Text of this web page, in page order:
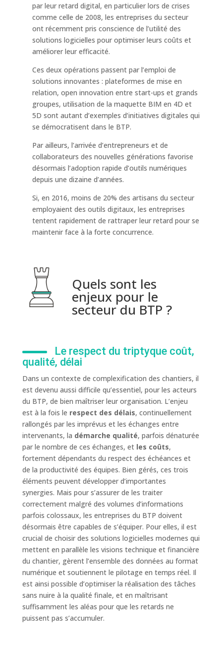
par leur retard digital, en particulier lors de crises
comme celle de 2008, les entreprises du secteur
ont récemment pris conscience de l’utilité des
solutions logicielles pour optimiser leurs coûts et
améliorer leur efficacité.
Ces deux opérations passent par l’emploi de
solutions innovantes : plateformes de mise en
relation, open innovation entre start-ups et grands
groupes, utilisation de la maquette BIM en 4D et
5D sont autant d’exemples d’initiatives digitales qui
se démocratisent dans le BTP.
Par ailleurs, l’arrivée d’entrepreneurs et de
collaborateurs des nouvelles générations favorise
désormais l’adoption rapide d’outils numériques
depuis une dizaine d’années.
Si, en 2016, moins de 20% des artisans du secteur
employaient des outils digitaux, les entreprises
tentent rapidement de rattraper leur retard pour se
maintenir face à la forte concurrence.
Quels sont les
enjeux pour le
secteur du BTP ?
Le respect du triptyque coût,
qualité, délai
Dans un contexte de complexification des chantiers, il
est devenu aussi difficile qu’essentiel, pour les acteurs
du BTP, de bien maîtriser leur organisation. L’enjeu
est à la fois le respect des délais, continuellement
rallongés par les imprévus et les échanges entre
intervenants, la démarche qualité, parfois dénaturée
par le nombre de ces échanges, et les coûts,
fortement dépendants du respect des échéances et
de la productivité des équipes. Bien gérés, ces trois
éléments peuvent développer d’importantes
synergies. Mais pour s’assurer de les traiter
correctement malgré des volumes d’informations
parfois colossaux, les entreprises du BTP doivent
désormais être capables de s’équiper. Pour elles, il est
crucial de choisir des solutions logicielles modernes qui
mettent en parallèle les visions technique et financière
du chantier, gèrent l’ensemble des données au format
numérique et soutiennent le pilotage en temps réel. Il
est ainsi possible d’optimiser la réalisation des tâches
sans nuire à la qualité finale, et en maîtrisant
suffisamment les aléas pour que les retards ne
puissent pas s’accumuler.